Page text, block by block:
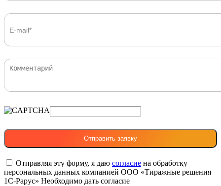
Отправляя эту форму, я даю согласие на обработку
персональных данных компанией ООО «Тиражные решения
1С-Рарус» Необходимо дать согласие